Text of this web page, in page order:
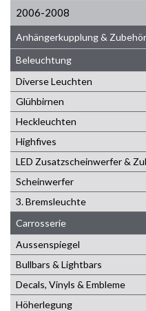
2006-2008
Anhängerkupplung & Zubehör
Beleuchtung
Diverse Leuchten
Glühbirnen
Heckleuchten
Highfives
LED Zusatzscheinwerfer &
Scheinwerfer
3. Bremsleuchte
Carrosserie
Aussenspiegel
Bullbars & Lightbars
Decals, Vinyls & Embleme
Höherlegung